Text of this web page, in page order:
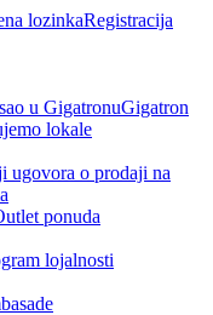
lozinkaRegistracija
u GigatronuGigatron
lokale
ugovora o prodaji na
ponuda
lojalnosti